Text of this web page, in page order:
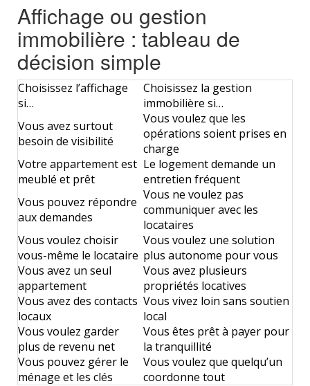
Affichage ou gestion
immobilière : tableau de
décision simple
Choisissez l’affichage
si…
Choisissez la gestion
immobilière si…
Vous avez surtout
besoin de visibilité
Vous voulez que les
opérations soient prises en
charge
Votre appartement est
meublé et prêt
Le logement demande un
entretien fréquent
Vous pouvez répondre
aux demandes
Vous ne voulez pas
communiquer avec les
locataires
Vous voulez choisir
vous-même le locataire
Vous voulez une solution
plus autonome pour vous
Vous avez un seul
appartement
Vous avez plusieurs
propriétés locatives
Vous avez des contacts
locaux
Vous vivez loin sans soutien
local
Vous voulez garder
plus de revenu net
Vous êtes prêt à payer pour
la tranquillité
Vous pouvez gérer le
ménage et les clés
Vous voulez que quelqu’un
coordonne tout